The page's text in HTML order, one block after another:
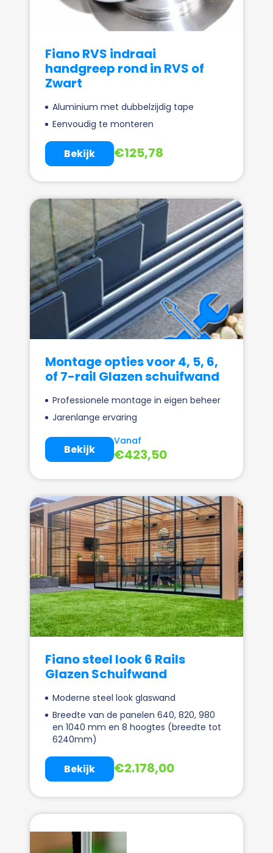
Fiano RVS indraai
handgreep rond in RVS of
Zwart
Aluminium met dubbelzijdig tape
Eenvoudig te monteren
€125,78
Bekijk
Montage opties voor 4, 5, 6,
of 7-rail Glazen schuifwand
Professionele montage in eigen beheer
Jarenlange ervaring
Vanaf
€423,50
Bekijk
Fiano steel look 6 Rails
Glazen Schuifwand
Moderne steel look glaswand
Breedte van de panelen 640, 820, 980
en 1040 mm en 8 hoogtes (breedte tot
6240mm)
€2.178,00
Bekijk